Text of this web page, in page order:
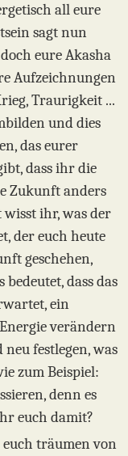
all eure
sagt nun
eure Akasha
Aufzeichnungen
Traurigkeit ...
und dies
das eurer
dass ihr die
Zukunft anders
ihr, was der
der euch heute
geschehen,
dass das
ein
verändern
festlegen, was
zum Beispiel:
denn es
euch damit?
euch träumen von